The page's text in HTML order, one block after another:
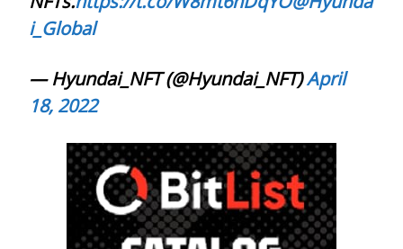
i_Global
— Hyundai_NFT (@Hyundai_NFT)April
18, 2022